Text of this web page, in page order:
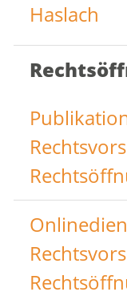
Haslach